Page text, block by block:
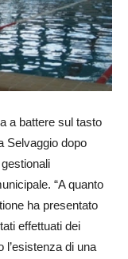
a battere sul tasto
Selvaggio dopo
“A quanto
ha presentato
effettuati dei
l’esistenza di una